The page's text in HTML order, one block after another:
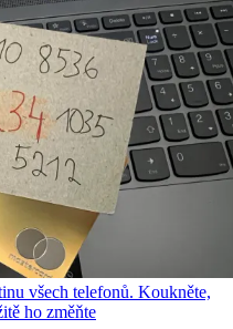
všech telefonů. Koukněte,
ho změňte